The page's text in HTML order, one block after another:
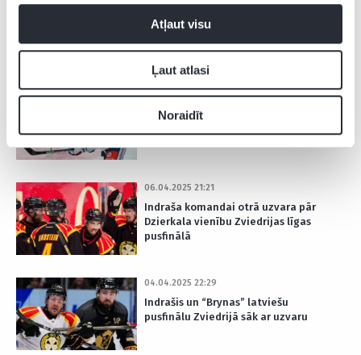
Atļaut visu
Ļaut atlasi
Noraidīt
Indrašis kopā ar “Brynas” pārliecinoši
apspēlē AIK un nosūta Dzierkalu uz
izlasi
10.04.2025 23:18
Balcers iedzen vienu no naglām
06.04.2025 21:21
Indraša komandai otrā uzvara pār
Dzierkala vienību Zviedrijas līgas
pusfinālā
04.04.2025 22:29
Indrašis un “Brynas” latviešu
pusfinālu Zviedrijā sāk ar uzvaru